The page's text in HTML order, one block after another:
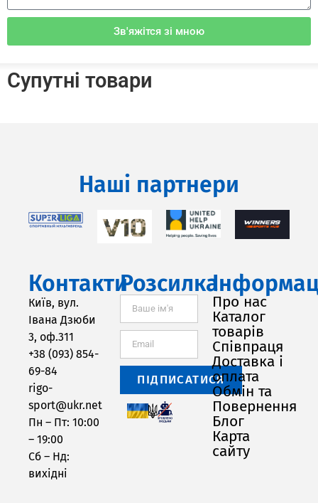
Зв'яжітся зі мною
Супутні товари
Наші партнери
Контакти
Київ, вул.
Івана Дзюби
3, оф.311
+38 (093) 854-
69-84
rigo-
sport@ukr.net
Пн – Пт: 10:00
– 19:00
Сб – Нд:
вихідні
Розсилка
ПІДПИСАТИСЯ
Про нас
Каталог
товарів
Співпраця
Доставка і
оплата
Обмін та
Повернення
Блог
Карта
сайту